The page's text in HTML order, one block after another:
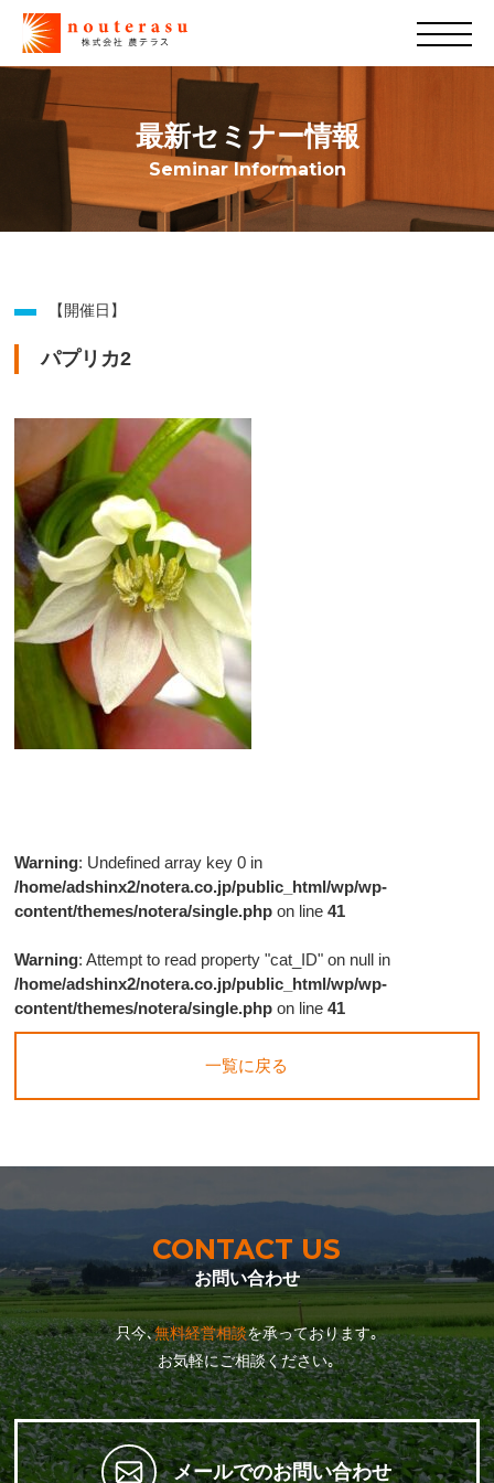
最新セミナー情報
Seminar Information
【開催日】
パプリカ2
Warning: Undefined array key 0 in
/home/adshinx2/notera.co.jp/public_html/wp/wp-
content/themes/notera/single.php on line41
Warning: Attempt to read property "cat_ID" on null in
/home/adshinx2/notera.co.jp/public_html/wp/wp-
content/themes/notera/single.php on line41
一覧に戻る
CONTACT US
お問い合わせ
只今､無料経営相談を承っております｡
お気軽にご相談ください｡
メールでのお問い合わせ